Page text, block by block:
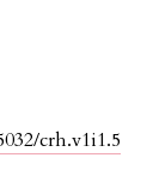
crh.v1i1.5